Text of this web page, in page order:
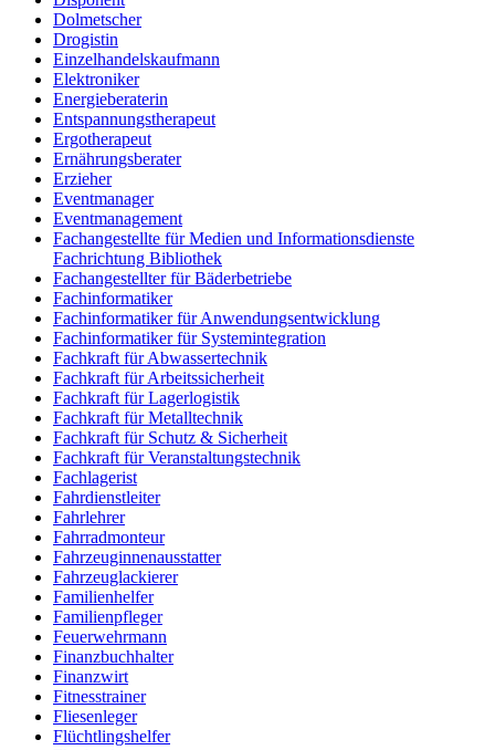
Dolmetscher
Drogistin
Einzelhandelskaufmann
Elektroniker
Energieberaterin
Entspannungstherapeut
Ergotherapeut
Ernährungsberater
Erzieher
Eventmanager
Eventmanagement
Fachangestellte für Medien und Informationsdienste
Fachrichtung Bibliothek
Fachangestellter für Bäderbetriebe
Fachinformatiker
Fachinformatiker für Anwendungsentwicklung
Fachinformatiker für Systemintegration
Fachkraft für Abwassertechnik
Fachkraft für Arbeitssicherheit
Fachkraft für Lagerlogistik
Fachkraft für Metalltechnik
Fachkraft für Schutz & Sicherheit
Fachkraft für Veranstaltungstechnik
Fachlagerist
Fahrdienstleiter
Fahrlehrer
Fahrradmonteur
Fahrzeuginnenausstatter
Fahrzeuglackierer
Familienhelfer
Familienpfleger
Feuerwehrmann
Finanzbuchhalter
Finanzwirt
Fitnesstrainer
Fliesenleger
Flüchtlingshelfer